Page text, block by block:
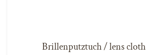
Brillenputztuch / lens